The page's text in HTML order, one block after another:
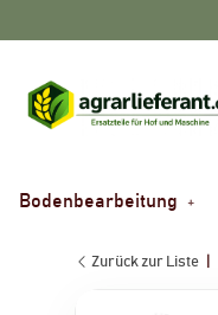
Bodenbearbeitung
Zurück zur Liste